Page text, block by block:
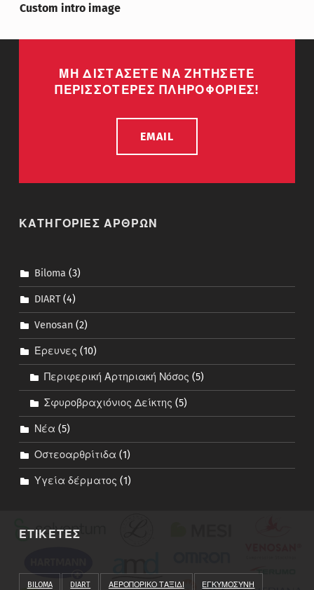
Custom intro image
ΜΗ ΔΙΣΤΑΣΕΤΕ ΝΑ ΖΗΤΗΣΕΤΕ
ΠΕΡΙΣΣΟΤΕΡΕΣ ΠΛΗΡΟΦΟΡΙΕΣ!
EMAIL
ΚΑΤΗΓΟΡΙΕΣ ΑΡΘΡΩΝ
Biloma (3)
DIART(4)
Venosan(2)
Έρευνες (10)
Περιφερική Αρτηριακή Νόσος (5)
Σφυροβραχιόνιος Δείκτης (5)
Νέα (5)
Οστεοαρθρίτιδα (1)
Υγεία δέρματος (1)
ΕΤΙΚΕΤΕΣ
BILOMA DIART ΑΕΡΟΠΟΡΙΚΟ ΤΑΞΙΔΙ ΕΓΚΥΜΟΣΥΝΗ